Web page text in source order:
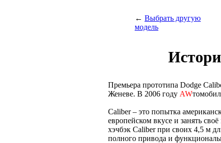
← Выбрать другую
модель
Премьера прототипа Dodge
Женеве. В 2006 году AW
Caliber – это попытка
европейском вкусе и занять
хэчбэк Caliber при своих 4,5 м
полного привода и